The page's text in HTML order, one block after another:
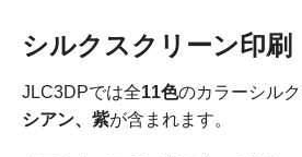
シルクスクリーン印刷
JLC3DPでは全11色のカラーシル
シアン、紫が含まれます。